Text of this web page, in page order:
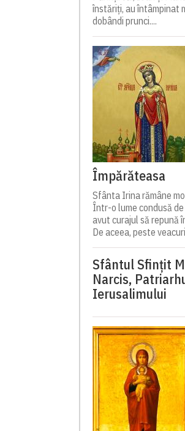
înstăriți, au întâmpinat
dobândi prunci....
Împărăteasa
Sfânta Irina rămâne
Într-o lume condusă
avut curajul să repună
De aceea, peste
Sfântul Sfinţit
Narcis,
Ierusalimului